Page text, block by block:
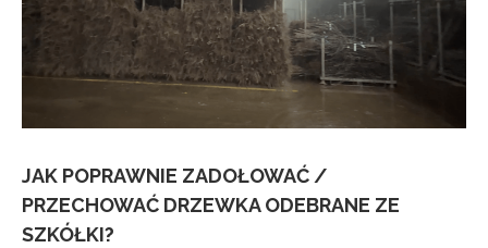
JAK POPRAWNIE ZADOŁOWAĆ /
PRZECHOWAĆ DRZEWKA ODEBRANE ZE
SZKÓŁKI?